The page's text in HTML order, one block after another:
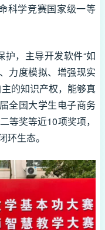
科学竞赛国家级一等
，主导开发软件“如
力度模拟、增强现实
的知识产权，能够真
全国大学生电子商务
等奖等近10项奖项，
生态。